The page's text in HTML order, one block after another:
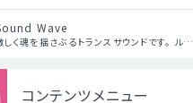
Wave
しく魂を揺さぶるトランスサウンドです。 ル…
コンテンツメニュー